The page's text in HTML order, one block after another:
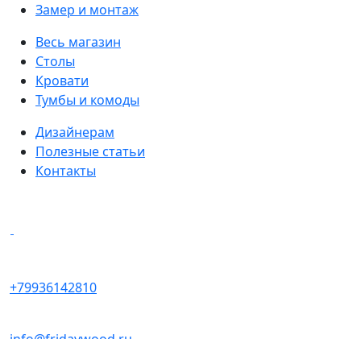
Замер и монтаж
Весь магазин
Столы
Кровати
Тумбы и комоды
Дизайнерам
Полезные статьи
Контакты
+79936142810